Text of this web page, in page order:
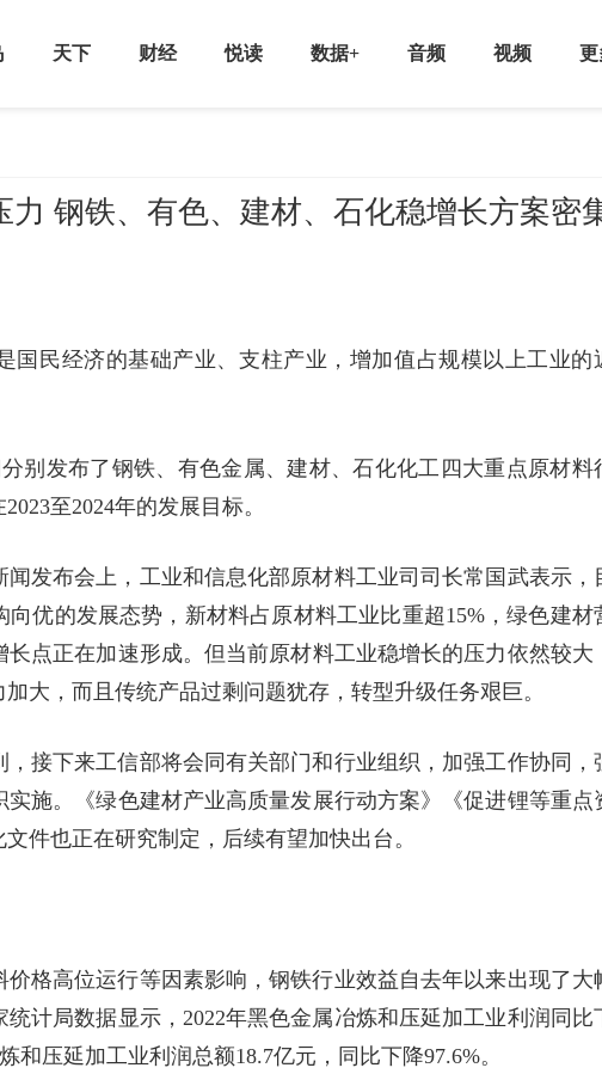
天下 财经 悦读 数据+ 音频 视频 更
力 钢铁、有色、建材、石化稳增长方案密
国民经济的基础产业、支柱产业，增加值占规模以上工业的
别发布了钢铁、有色金属、建材、石化化工四大重点原材料
至2024年的发展目标。
发布会上，工业和信息化部原材料工业司司长常国武表示，
优的发展态势，新材料占原材料工业比重超15%，绿色建材
点正在加速形成。但当前原材料工业稳增长的压力依然较大
大，而且传统产品过剩问题犹存，转型升级任务艰巨。
接下来工信部将会同有关部门和行业组织，加强工作协同，
施。《绿色建材产业高质量发展行动方案》《促进锂等重点
件也正在研究制定，后续有望加快出台。
格高位运行等因素影响，钢铁行业效益自去年以来出现了大
计局数据显示，2022年黑色金属冶炼和压延加工业利润同比
和压延加工业利润总额18.7亿元，同比下降97.6%。